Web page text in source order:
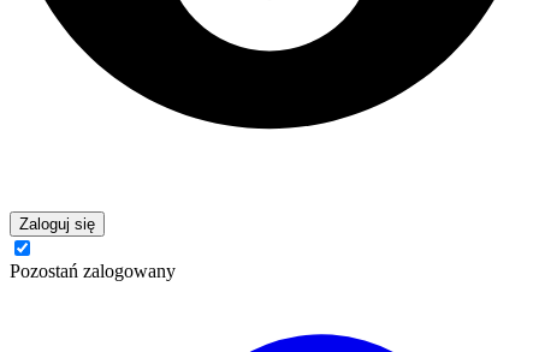
Zaloguj się
Pozostań zalogowany